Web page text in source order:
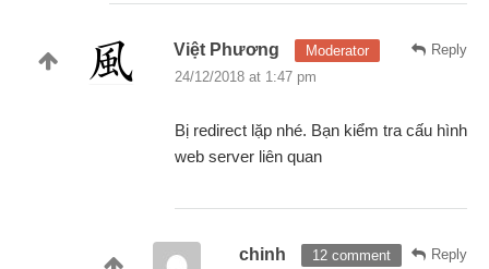
Reply
Việt Phương
Moderator
24/12/2018 at 1:47 pm
Bị redirect lặp nhé. Bạn kiểm tra cấu hình
web server liên quan
Reply
chinh 12 comment